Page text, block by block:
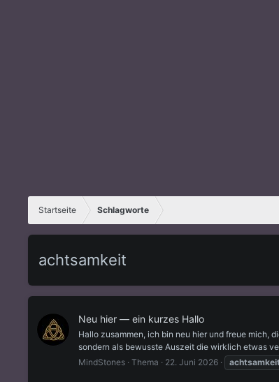
Startseite Schlagworte
achtsamkeit
Neu hier — ein kurzes Hallo
Hallo zusammen, ich bin neu hier und freue mich,
sondern als bewusste Auszeit die wirklich etwas
MindStones Thema 22. Juni 2026 achtsamkeit